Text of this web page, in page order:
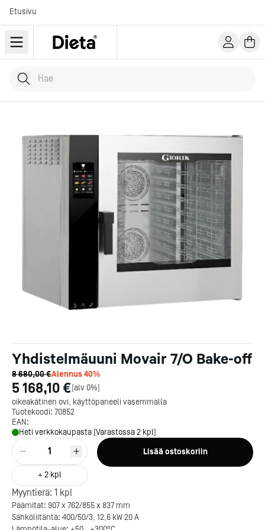
Etusivu
Hae tuotteita
Kirjoita hakusana...
Yhdistelmäuuni Movair 7/O Bake-off
8 680,00 €Alennus40%
5 168,10 €[alv 0%]
oikeakätinen ovi, käyttöpaneeli vasemmalla
Tuotekoodi: 70852
EAN:
Heti verkkokaupasta [Varastossa 2 kpl]
1
+ 2 kpl
Lisää ostoskoriin
Myyntierä: 1 kpl
Päämitat: 907 x 762/855 x 837 mm
Sähköliitäntä: 400/50/3, 12,6 kW 20 A